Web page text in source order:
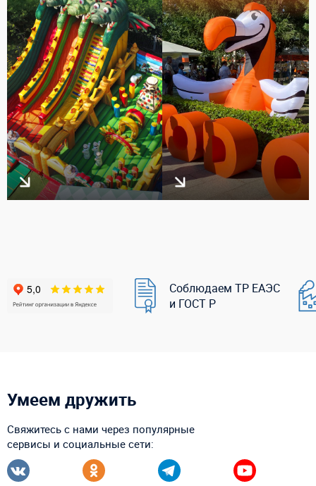
Соблюдаем ТР ЕАЭС
и ГОСТ Р
Умеем дружить
Свяжитесь с нами через популярные
сервисы и социальные сети: